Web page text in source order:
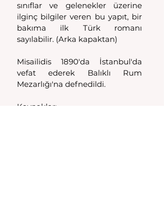
sınıflar ve gelenekler üzerine
ilginç bilgiler veren bu yapıt, bir
bakıma ilk Türk romanı
sayılabilir. (Arka kapaktan)
Misailidis 1890'da İstanbul'da
vefat ederek Balıklı Rum
Mezarlığı'na defnedildi.
Kaynaklar: